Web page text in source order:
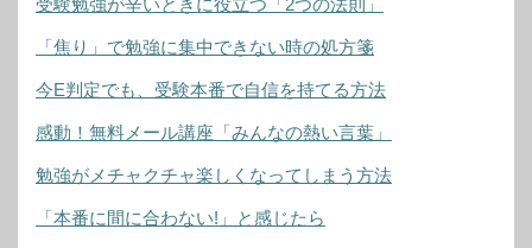
「焦り」で勉強に集中できない時の処方箋
今E判定でも、受験本番で自信を持てる方法
感動！無料メール講座「みんなの熱い言葉」
勉強がメチャクチャ楽しくなってしまう方法
「本番に間に合わない!」と感じたら